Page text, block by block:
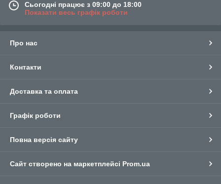
Сьогодні працює з 09:00 до 18:00
Показати весь графік роботи
Про нас
Контакти
Доставка та оплата
Графік роботи
Повна версія сайту
Сайт створено на маркетплейсі Prom.ua